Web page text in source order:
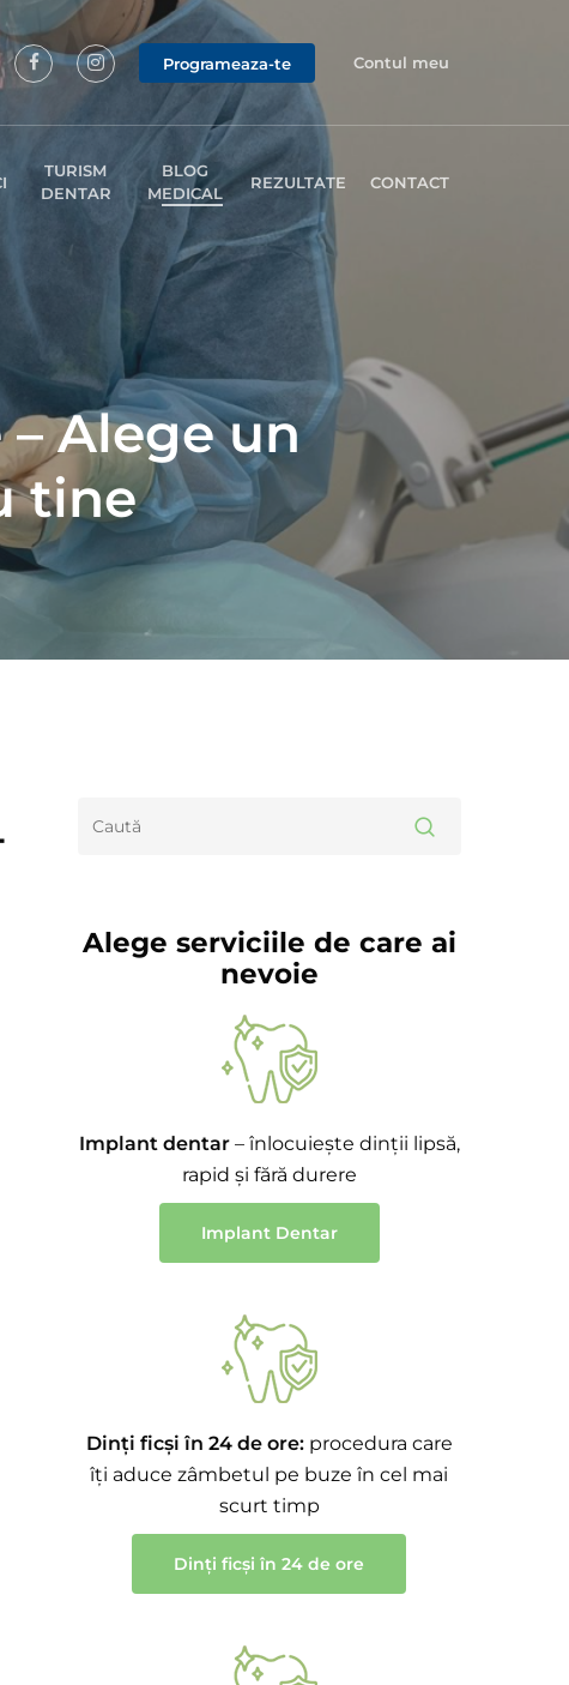
Programeaza-te Contul meu
TURISM
DENTAR
BLOG
MEDICAL
REZULTATE CONTACT
Alege un
tine
Alege serviciile de care ai
nevoie
Implant dentar– înlocuiește dinții lipsă,
rapid și fără durere
Implant Dentar
Dinți ficși în 24 de ore:procedura care
îți aduce zâmbetul pe buze în cel mai
scurt timp
Dinți ficși în 24 de ore